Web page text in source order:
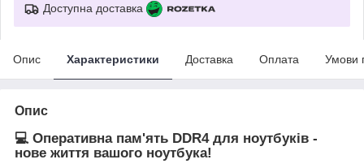
Доступна доставка
Опис Характеристики Доставка Оплата Умови
Опис
💻 Оперативна пам'ять DDR4 для ноутбуків -
нове життя вашого ноутбука!